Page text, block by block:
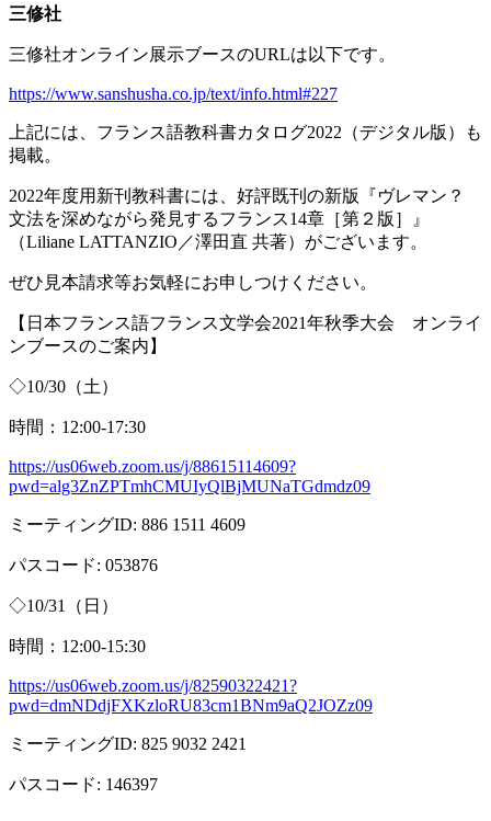
三修社
三修社オンライン展示ブースのURLは以下です。
https://www.sanshusha.co.jp/text/info.html#227
上記には、フランス語教科書カタログ2022 （デジタル版）も
掲載。
2022年度用新刊教科書には、好評既刊の新版『ヴレマン？
文法を深めながら発見するフランス14章［第２版］』
（Liliane LATTANZIO ／澤田直 共著）がございます。
ぜひ見本請求等お気軽にお申しつけください。
【日本フランス語フランス文学会2021年秋季大会 オンライ
ンブースのご案内】
◇10/30 （土）
時間： 12:00-17:30
https://us06web.zoom.us/j/88615114609?
pwd=alg3ZnZPTmhCMUIyQlBjMUNaTGdmdz09
ミーティングID: 886 1511 4609
パスコード: 053876
◇10/31 （日）
時間： 12:00-15:30
https://us06web.zoom.us/j/82590322421?
pwd=dmNDdjFXKzloRU83cm1BNm9aQ2JOZz09
ミーティングID: 825 9032 2421
パスコード: 146397